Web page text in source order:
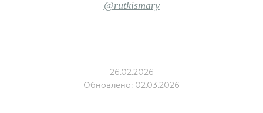
@rutkismary
26.02.2026
Обновлено: 02.03.2026